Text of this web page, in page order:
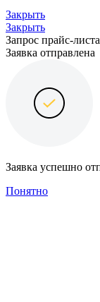
Закрыть
Закрыть
Запрос прайс-листа
Заявка отправлена
Заявка успешно
Понятно